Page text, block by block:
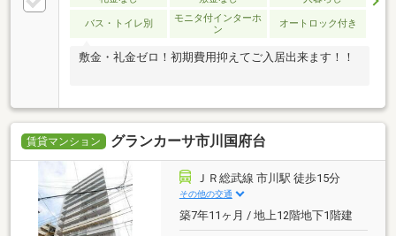
バス・トイレ別
モニタ付インターホ
ン
オートロック付き
敷金・礼金ゼロ！初期費用抑えてご入居出来ます！！
賃貸マンション グランカーサ市川国府台
ＪＲ総武線 市川駅 徒歩15分
その他の交通
築7年11ヶ月 / 地上12階地下1階建